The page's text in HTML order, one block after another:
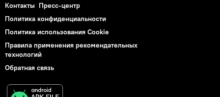
Контакты Пресс-центр
Политика конфиденциальности
Политика использования Cookie
Правила применения рекомендательных
технологий
Обратная связь